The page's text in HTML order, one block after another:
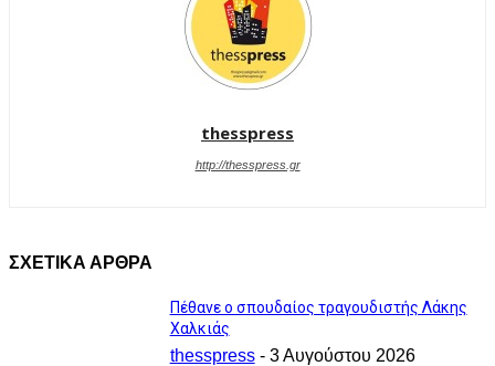
thesspress
http://thesspress.gr
ΣΧΕΤΙΚΑ ΑΡΘΡΑ
Πέθανε ο σπουδαίος τραγουδιστής Λάκης
Χαλκιάς
thesspress - 3 Αυγούστου 2026